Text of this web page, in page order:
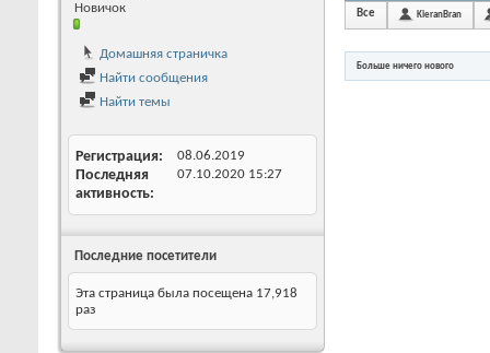
Новичок
Домашняя страничка
Найти сообщения
Найти темы
Регистрация 08.06.2019
Последняя
активность
07.10.2020 15:27
Последние посетители
Эта страница была посещена 17,918
раз
Все KieranBran
Больше ничего нового